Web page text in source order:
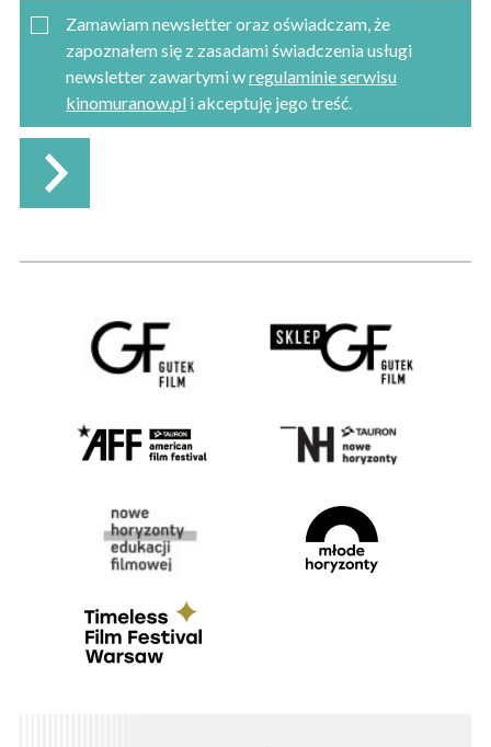
Zamawiam newsletter oraz oświadczam, że
zapoznałem się z zasadami świadczenia usługi
newsletter zawartymi wregulaminie serwisu
kinomuranow.pl i akceptuję jego treść.